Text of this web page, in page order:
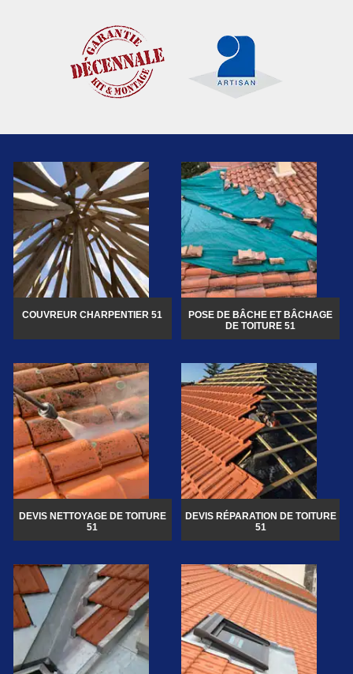
COUVREUR CHARPENTIER 51
POSE DE BÂCHE ET BÂCHAGE
DE TOITURE 51
DEVIS NETTOYAGE DE TOITURE
51
DEVIS RÉPARATION DE TOITURE
51